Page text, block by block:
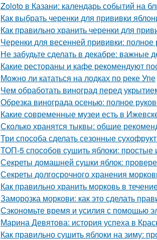
Zoloto в Казани: календарь событий на
Как выбрать черенки для прививки
Как правильно хранить черенки для
Черенки для весенней прививки:
Не забудьте сделать в декабре: важные
Какие рестораны и кафе рекомендуют
Можно ли кататься на лодках по реке Упе
Чем обработать виноград перед
Обрезка винограда осенью: полное
Какие современные музеи есть в
Сколько хранятся тыквы: общие
Три способа сделать сезонные
ТОП-5 способов сушить яблоки:
Секреты домашней сушки яблок:
Секреты долгосрочного хранения
Как правильно хранить морковь в
Заморозка моркови: как это сделать
Сэкономьте время и усилия с помощью
Марина Девятова: история успеха в
Как правильно сушить яблоки на зиму: